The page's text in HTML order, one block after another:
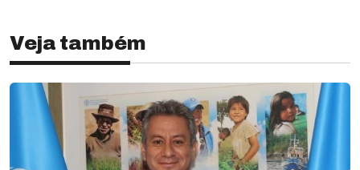
Veja também